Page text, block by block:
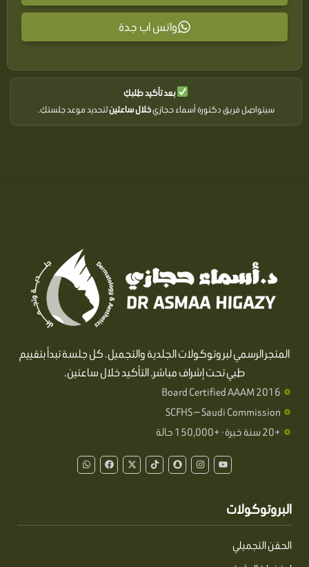
واتس اب جدة
بعد تأكيد طلبكِ
سيتواصل فريق دكتورة أسماء حجازيخلال ساعتينلتحديد موعد جلستكِ.
المتجر الرسمي لبروتوكولات الجلدية والتجميل. كل جلسة تبدأ بتقييم
طبي تحت إشراف مباشر. التأكيد خلال ساعتين.
Board Certified AAAM 2016
SCFHS — Saudi Commission
+20 سنة خبرة · +150,000 حالة
Y
o
u
I
n
s
S
n
a
T
i
k
X
-
t
F
a
c
W
h
a
البروتوكولات
الحقن التجميلي